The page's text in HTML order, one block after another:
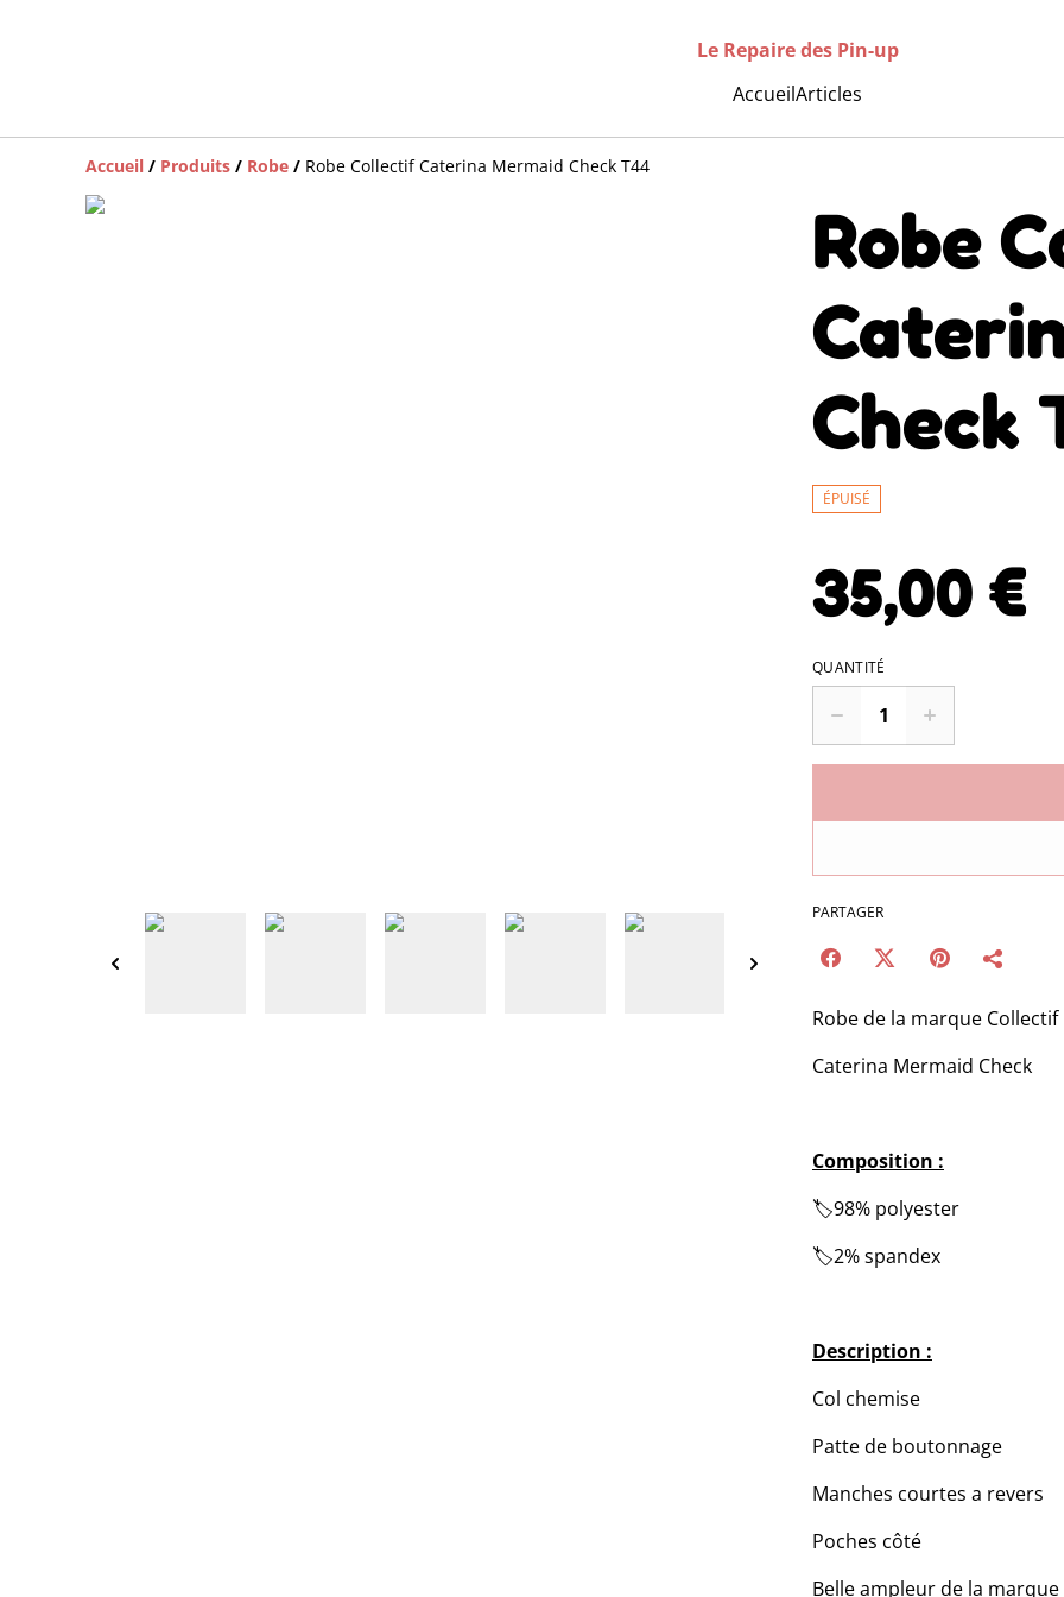
Le Repaire des Pin-up
AccueilArticles
Accueil / Produits / Robe / Robe Collectif Caterina Mermaid Check T44
Robe
Check
ÉPUISÉ
35,00 €
QUANTITÉ
PARTAGER
Robe de la marque Collectif
Caterina Mermaid Check
Composition :
🏷️98% polyester
🏷️2% spandex
Description :
Col chemise
Patte de boutonnage
Manches courtes a revers
Poches côté
Belle ampleur de la